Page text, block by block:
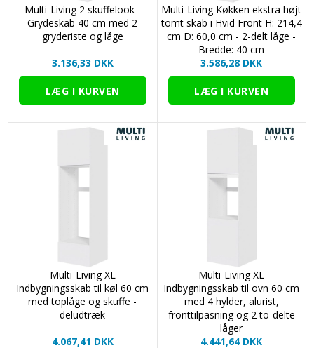
Multi-Living 2 skuffelook -
Grydeskab 40 cm med 2
gryderiste og låge
3.136,33 DKK
Multi-Living Køkken ekstra højt
tomt skab i Hvid Front H: 214,4
cm D: 60,0 cm - 2-delt låge -
Bredde: 40 cm
3.586,28 DKK
Multi-Living XL
Indbygningsskab til køl 60 cm
med toplåge og skuffe -
deludtræk
4.067,41 DKK
Multi-Living XL
Indbygningsskab til ovn 60 cm
med 4 hylder, alurist,
fronttilpasning og 2 to-delte
låger
4.441,64 DKK